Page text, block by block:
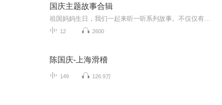
国庆主题故事合辑
12 2600
陈国庆-上海滑稽
149 126.9万